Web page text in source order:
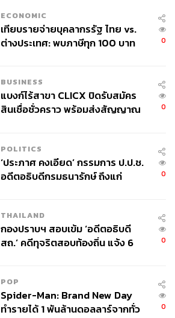
ECONOMIC
เทียบรายจ่ายบุคลากรรัฐ ไทย vs.
ต่างประเทศ: พบภาษีทุก 100 บาท
0
BUSINESS
แบงก์ไร้สาขา CLICX ปิดรับสมัคร
สินเชื่อชั่วคราว พร้อมส่งสัญญาณ
0
POLITICS
‘ประภาศ คงเอียด’ กรรมการ ป.ป.ช.
อดีตอธิบดีกรมธนารักษ์ ถึงแก่
0
THAILAND
กองปราบฯ สอบเข้ม ‘อดีตอธิบดี
สถ.’ คดีทุจริตสอบท้องถิ่น แจ้ง 6
0
POP
Spider-Man: Brand New Day
ทำรายได้ 1 พันล้านดอลลาร์จากทั่ว
0